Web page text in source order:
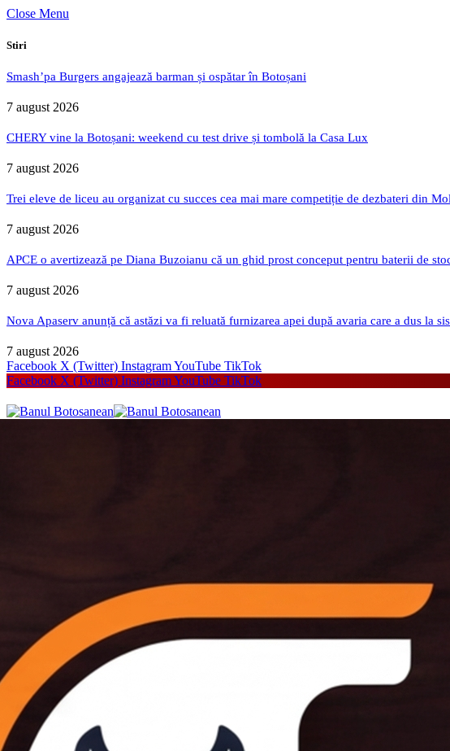
Close Menu
Stiri
Smash’pa Burgers angajează barman și ospătar în Botoșani
7 august 2026
CHERY vine la Botoșani: weekend cu test drive și tombolă la Casa Lux
7 august 2026
Trei eleve de liceu au organizat cu succes cea mai mare competiție de dezbateri din
7 august 2026
APCE o avertizează pe Diana Buzoianu că un ghid prost conceput pentru baterii de
7 august 2026
Nova Apaserv anunță că astăzi va fi reluată furnizarea apei după avaria care a dus la
7 august 2026
Facebook X (Twitter) InstagramYouTube TikTok
Facebook X (Twitter) InstagramYouTube TikTok